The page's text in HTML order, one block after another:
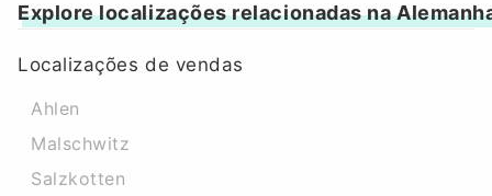
Explore localizações relacionadas na
Localizações de vendas
Ahlen
Malschwitz
Salzkotten